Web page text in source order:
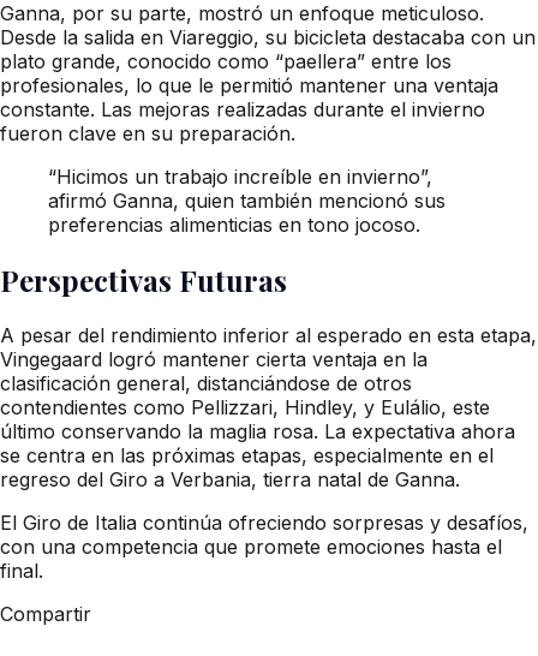
Ganna, por su parte, mostró un enfoque meticuloso.
Desde la salida en Viareggio, su bicicleta destacaba con un
plato grande, conocido como “paellera” entre los
profesionales, lo que le permitió mantener una ventaja
constante. Las mejoras realizadas durante el invierno
fueron clave en su preparación.
“Hicimos un trabajo increíble en invierno”,
afirmó Ganna, quien también mencionó sus
preferencias alimenticias en tono jocoso.
Perspectivas Futuras
A pesar del rendimiento inferior al esperado en esta etapa,
Vingegaard logró mantener cierta ventaja en la
clasificación general, distanciándose de otros
contendientes como Pellizzari, Hindley, y Eulálio, este
último conservando la maglia rosa. La expectativa ahora
se centra en las próximas etapas, especialmente en el
regreso del Giro a Verbania, tierra natal de Ganna.
El Giro de Italia continúa ofreciendo sorpresas y desafíos,
con una competencia que promete emociones hasta el
final.
Compartir